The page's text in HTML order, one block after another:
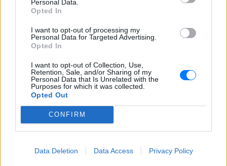
Personal Data.
Opted In
I want to opt-out of processing my
Personal Data for Targeted Advertising.
Opted In
I want to opt-out of Collection, Use,
Retention, Sale, and/or Sharing of my
Personal Data that Is Unrelated with the
Purposes for which it was collected.
Opted Out
CONFIRM
Data Deletion Data Access Privacy Policy
Ακολουθήστε το E-Radio.gr στο
και μάθετε πρώτοιτα πιο hot νέα
Εσύ μπήκες στο E-Daily.gr; Τα νέα της ημέρας
και ότι σου κάνει κλικ!
Ακολουθήστε το E-Radio.gr και στο Instagram
ΔΙΑΦΗΜΙΣΗ